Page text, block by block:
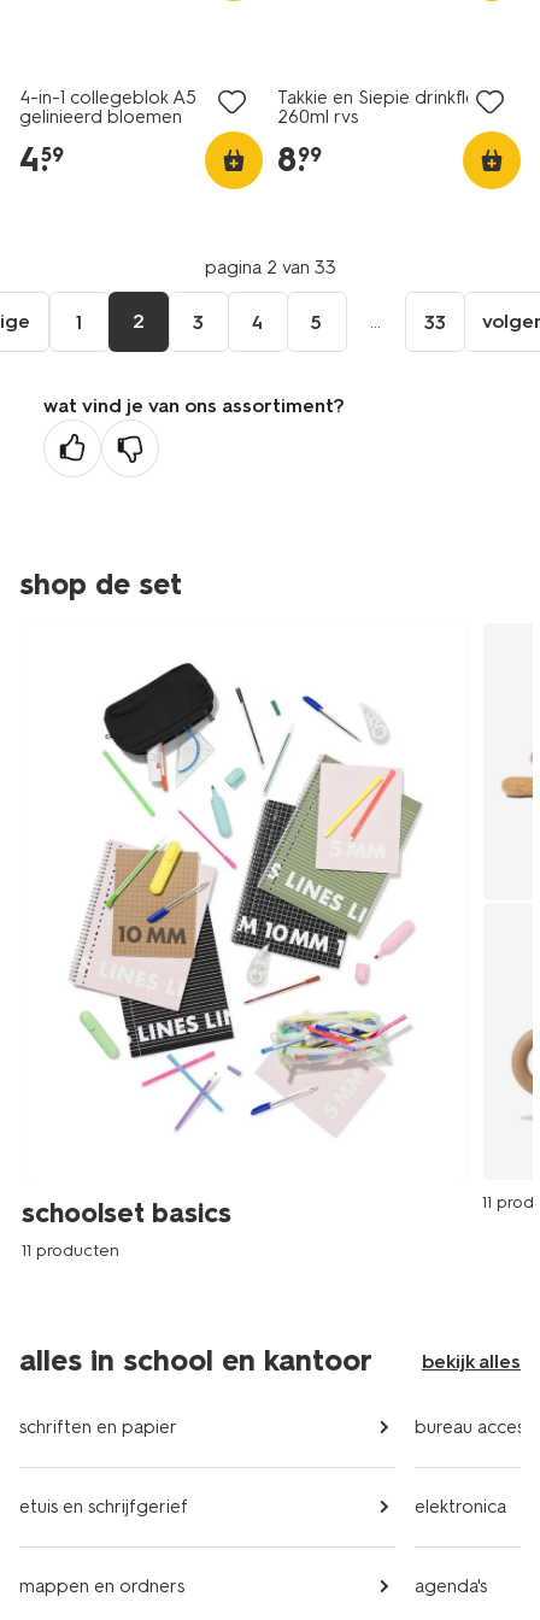
4-in-1 collegeblok A5
gelinieerd bloemen
4.
59
Takkie en Siepie drinkfles
260ml rvs
8.
99
pagina 2 van 33
1 2 3 4 5 ... 33
wat vind je van ons assortiment?
shop de set
schoolset basics
11 producten
11
alles in school en kantoor bekijk alles
schriften en papier
etuis en schrijfgerief
mappen en ordners
bureau
elektronica
agenda's